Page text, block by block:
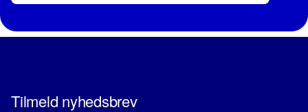
Tilmeld nyhedsbrev